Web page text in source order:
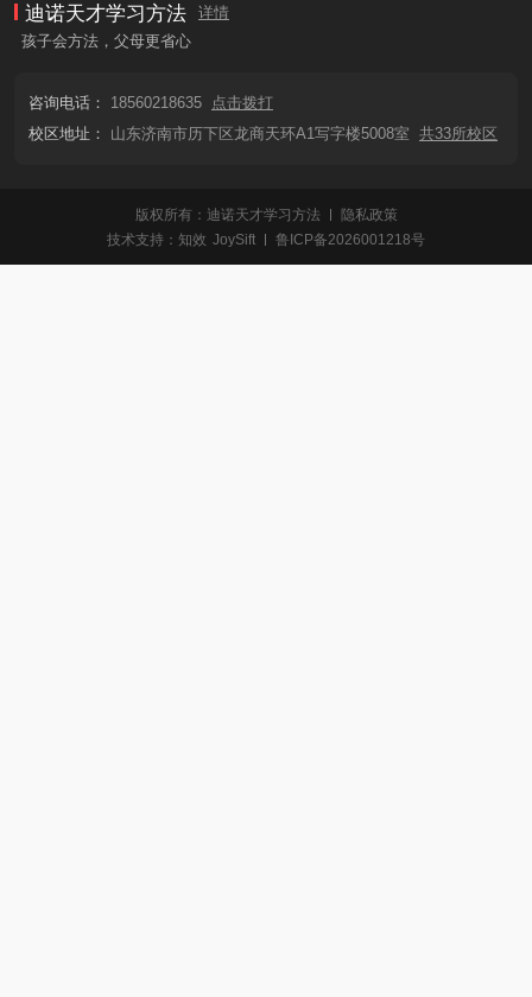
迪诺天才学习方法
详情
孩子会方法，父母更省心
咨询电话： 18560218635 点击拨打
校区地址：
山东济南市历下区龙商天环A1写字楼5008室 共33所校区
版权所有：迪诺天才学习方法
隐私政策
技术支持： 知效 JoySift 鲁ICP备2026001218号